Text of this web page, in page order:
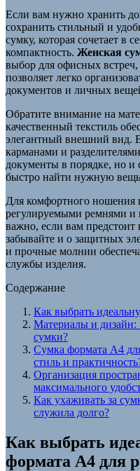
Если вам нужно хранить
сохранить стильный и
сумку, которая сочетает в
компактность. Женская
выбор для офисных
позволяет легко
документов и личных
Обратите внимание на
качественный текстиль
элегантный внешний вид.
карманами и
документы в порядке, но и
быстро найти нужную
Для комфортного ношения
регулируемыми ремнями и
важно, если вам
забывайте и о защитных
и прочные молнии
службы изделия.
Содержание
Как выбрать
Материалы и дизайн:
сумки?
Сумка формата А4
стиль и
Организация
максимального
Как ухаживать за
служила долго?
Как выбрать
формата А4 для